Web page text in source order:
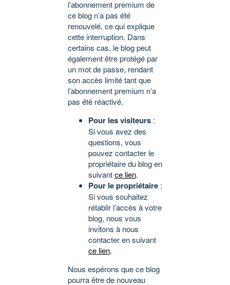
l’abonnement premium de
ce blog n’a pas été
renouvelé, ce qui explique
cette interruption. Dans
certains cas, le blog peut
également être protégé par
un mot de passe, rendant
son accès limité tant que
l’abonnement premium n’a
pas été réactivé.
Pour les visiteurs :
Si vous avez des
questions, vous
pouvez contacter le
propriétaire du blog en
suivantce lien.
Pour le propriétaire :
Si vous souhaitez
rétablir l’accès à votre
blog, nous vous
invitons à nous
contacter en suivant
ce lien.
Nous espérons que ce blog
pourra être de nouveau